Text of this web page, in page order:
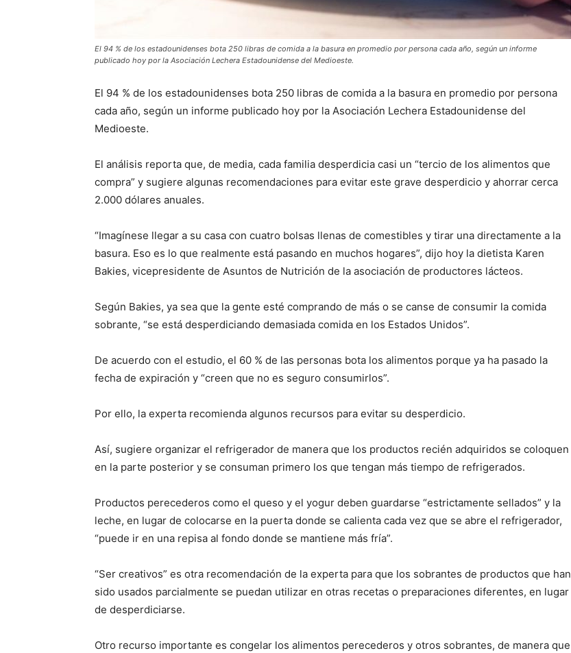
El 94 % de los estadounidenses bota 250 libras de comida a la basura en promedio por persona cada año, según un informe
publicado hoy por la Asociación Lechera Estadounidense del Medioeste.
El 94 % de los estadounidenses bota 250 libras de comida a la basura en promedio por persona
cada año, según un informe publicado hoy por la Asociación Lechera Estadounidense del
Medioeste.
El análisis reporta que, de media, cada familia desperdicia casi un “tercio de los alimentos que
compra” y sugiere algunas recomendaciones para evitar este grave desperdicio y ahorrar cerca
2.000 dólares anuales.
“Imagínese llegar a su casa con cuatro bolsas llenas de comestibles y tirar una directamente a la
basura. Eso es lo que realmente está pasando en muchos hogares”, dijo hoy la dietista Karen
Bakies, vicepresidente de Asuntos de Nutrición de la asociación de productores lácteos.
Según Bakies, ya sea que la gente esté comprando de más o se canse de consumir la comida
sobrante, “se está desperdiciando demasiada comida en los Estados Unidos”.
De acuerdo con el estudio, el 60 % de las personas bota los alimentos porque ya ha pasado la
fecha de expiración y “creen que no es seguro consumirlos”.
Por ello, la experta recomienda algunos recursos para evitar su desperdicio.
Así, sugiere organizar el refrigerador de manera que los productos recién adquiridos se coloquen
en la parte posterior y se consuman primero los que tengan más tiempo de refrigerados.
Productos perecederos como el queso y el yogur deben guardarse “estrictamente sellados” y la
leche, en lugar de colocarse en la puerta donde se calienta cada vez que se abre el refrigerador,
“puede ir en una repisa al fondo donde se mantiene más fría”.
“Ser creativos” es otra recomendación de la experta para que los sobrantes de productos que han
sido usados parcialmente se puedan utilizar en otras recetas o preparaciones diferentes, en lugar
de desperdiciarse.
Otro recurso importante es congelar los alimentos perecederos y otros sobrantes, de manera que